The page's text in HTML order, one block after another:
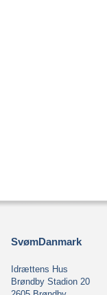
SvømDanmark
Idrættens Hus
Brøndby Stadion 20